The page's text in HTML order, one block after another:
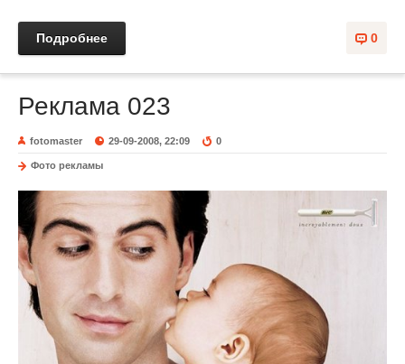
0
Подробнее
Реклама 023
fotomaster 29-09-2008, 22:09 0
Фото рекламы